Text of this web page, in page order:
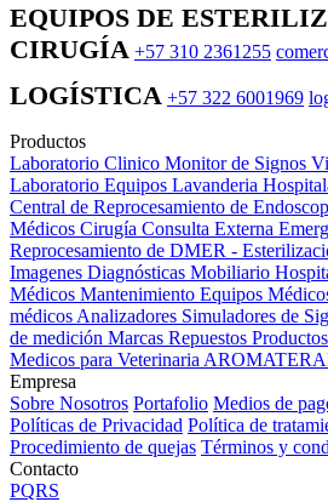
EQUIPOS DE
CIRUGÍA +57 310 2361255
LOGÍSTICA +57 322 6001969
Productos
Laboratorio Clinico Monitor de Signos
Laboratorio Equipos Lavanderia
Central de Reprocesamiento de
Médicos Cirugía Consulta Externa
Reprocesamiento de DMER -
Imagenes Diagnósticas Mobiliario
Médicos Mantenimiento Equipos
médicos Analizadores Simuladores de
de medición Marcas Repuestos
Medicos para Veterinaria
Empresa
Sobre Nosotros Portafolio Medios de
Políticas de Privacidad Política de
Procedimiento de quejas Términos y
Contacto
PQRS